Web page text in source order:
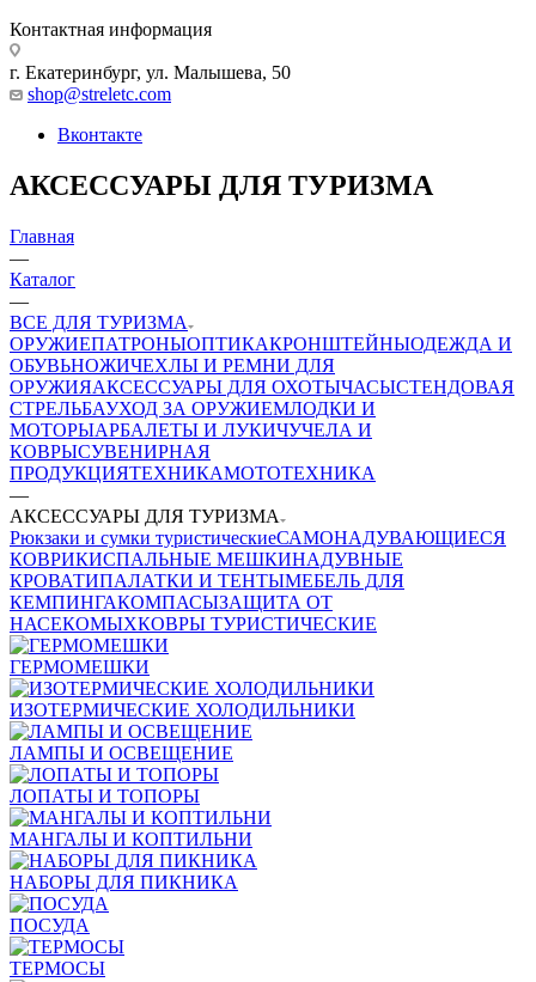
Контактная информация
г. Екатеринбург, ул. Малышева, 50
shop@streletc.com
Вконтакте
АКСЕССУАРЫ ДЛЯ ТУРИЗМА
Главная
—
Каталог
—
ВСЕ ДЛЯ ТУРИЗМА
ОРУЖИЕПАТРОНЫОПТИКАКРОНШТЕЙНЫОДЕЖДА И
ОБУВЬНОЖИЧЕХЛЫ И РЕМНИ ДЛЯ
ОРУЖИЯАКСЕССУАРЫ ДЛЯ ОХОТЫЧАСЫСТЕНДОВАЯ
СТРЕЛЬБАУХОД ЗА ОРУЖИЕМЛОДКИ И
МОТОРЫАРБАЛЕТЫ И ЛУКИЧУЧЕЛА И
КОВРЫСУВЕНИРНАЯ
ПРОДУКЦИЯТЕХНИКАМОТОТЕХНИКА
—
АКСЕССУАРЫ ДЛЯ ТУРИЗМА
Рюкзаки и сумки туристическиеСАМОНАДУВАЮЩИЕСЯ
КОВРИКИСПАЛЬНЫЕ МЕШКИНАДУВНЫЕ
КРОВАТИПАЛАТКИ И ТЕНТЫМЕБЕЛЬ ДЛЯ
КЕМПИНГАКОМПАСЫЗАЩИТА ОТ
НАСЕКОМЫХКОВРЫ ТУРИСТИЧЕСКИЕ
ГЕРМОМЕШКИ
ИЗОТЕРМИЧЕСКИЕ ХОЛОДИЛЬНИКИ
ЛАМПЫ И ОСВЕЩЕНИЕ
ЛОПАТЫ И ТОПОРЫ
МАНГАЛЫ И КОПТИЛЬНИ
НАБОРЫ ДЛЯ ПИКНИКА
ПОСУДА
ТЕРМОСЫ